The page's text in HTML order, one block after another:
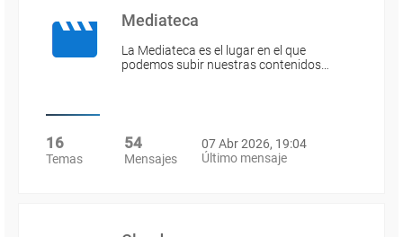
Mediateca
La Mediateca es el lugar en el que
podemos subir nuestras contenidos…
16
Temas
54
Mensajes
07 Abr 2026, 19:04
Último mensaje